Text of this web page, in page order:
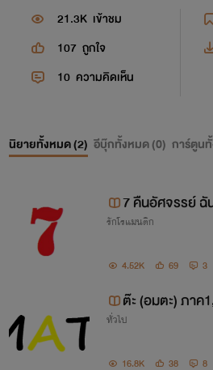
21.3K เข้าชม
107 ถูกใจ
10 ความคิดเห็น
นิยายทั้งหมด (2) อีบุ๊กทั้งหมด (0) การ์ตูน
7 คืนอัศจรรย์ ฉั
รักโรแมนติก
4.52K 69 3
ต๊ะ (อมตะ) ภาค
กนรก
ทั่วไป
16.8K 38 8